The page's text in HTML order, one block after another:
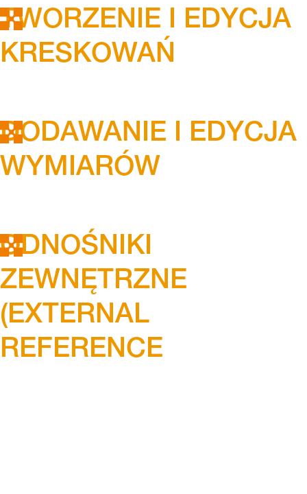
TWORZENIE I EDYCJA
KRESKOWAŃ
DODAWANIE I EDYCJA
WYMIARÓW
ODNOŚNIKI
ZEWNĘTRZNE
(EXTERNAL
REFERENCE